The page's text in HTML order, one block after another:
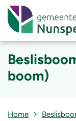
boom)
Home